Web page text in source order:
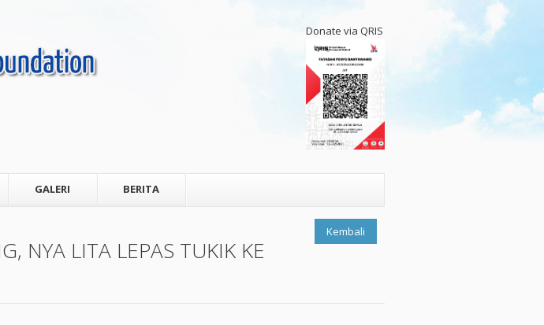
Donate via QRIS
GALERI BERITA
Kembali
NYA LITA LEPAS TUKIK KE